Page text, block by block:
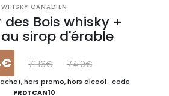
WHISKY CANADIEN
Bois whisky +
sirop d'érable
71.16€ 74.9€
hors promo, hors alcool : code
PRDTCAN10